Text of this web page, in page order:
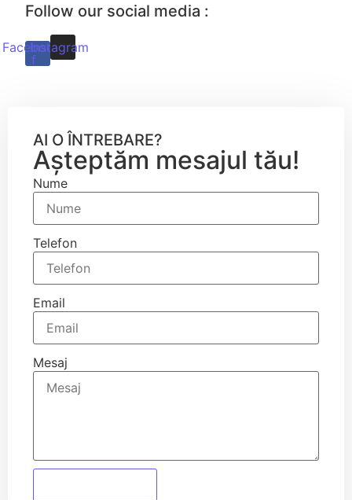
Follow our social media :
Facebook-
f
Instagram
AI O ÎNTREBARE?
Așteptăm mesajul tău!
Nume
Telefon
Email
Mesaj